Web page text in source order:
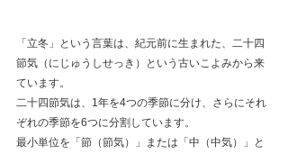
「立冬」という言葉は、紀元前に生まれた、二十四
節気（にじゅうしせっき）という古いこよみから来
ています。
二十四節気は、1年を4つの季節に分け、さらにそれ
ぞれの季節を6つに分割しています。
最小単位を「節（節気）」または「中（中気）」と